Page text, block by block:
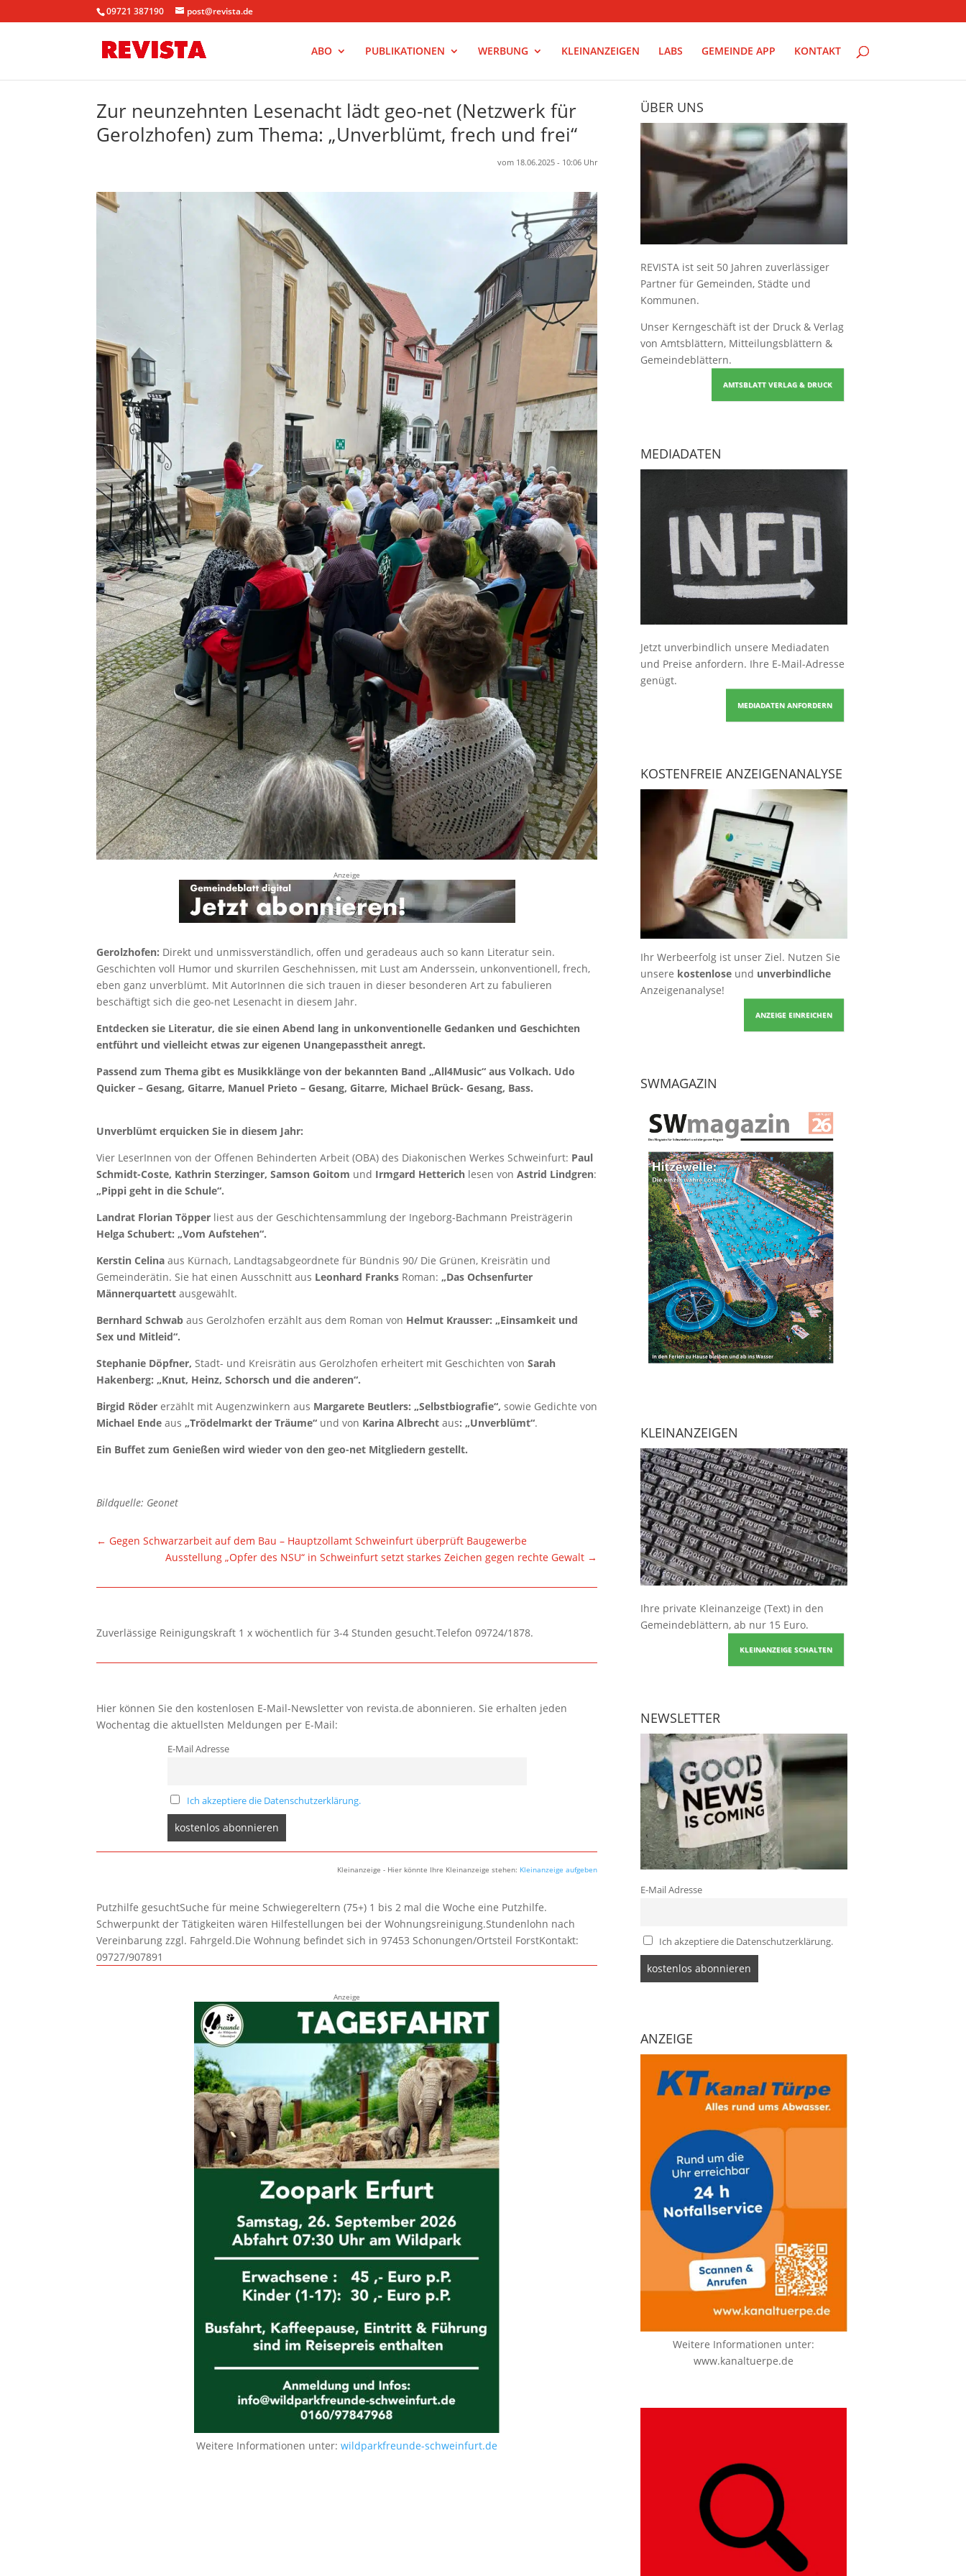
09721 387190 post@revista.de
ABO PUBLIKATIONEN WERBUNG KLEINANZEIGEN LABS GEMEINDE APP KONTAKT
Zur neunzehnten Lesenacht lädt geo-net (Netzwerk für
Gerolzhofen) zum Thema: „Unverblümt, frech und frei“
vom 18.06.2025 - 10:06 Uhr
Anzeige
Gerolzhofen: Direkt und unmissverständlich, offen und geradeaus auch so kann Literatur sein.
Geschichten voll Humor und skurrilen Geschehnissen, mit Lust am Anderssein, unkonventionell, frech,
eben ganz unverblümt. Mit AutorInnen die sich trauen in dieser besonderen Art zu fabulieren
beschäftigt sich die geo-net Lesenacht in diesem Jahr.
Entdecken sie Literatur, die sie einen Abend lang in unkonventionelle Gedanken und Geschichten
entführt und vielleicht etwas zur eigenen Unangepasstheit anregt.
Passend zum Thema gibt es Musikklänge von der bekannten Band „All4Music“ aus Volkach. Udo
Quicker – Gesang, Gitarre, Manuel Prieto – Gesang, Gitarre, Michael Brück- Gesang, Bass.
Unverblümt erquicken Sie in diesem Jahr:
Vier LeserInnen von der Offenen Behinderten Arbeit (OBA) des Diakonischen Werkes Schweinfurt: Paul
Schmidt-Coste, Kathrin Sterzinger, Samson Goitom und Irmgard Hetterich lesen vonAstrid Lindgren:
„Pippi geht in die Schule“.
Landrat Florian Töpper liest aus der Geschichtensammlung der Ingeborg-Bachmann Preisträgerin
Helga Schubert: „Vom Aufstehen“.
Kerstin Celinaaus Kürnach, Landtagsabgeordnete für Bündnis 90/ Die Grünen, Kreisrätin und
Gemeinderätin. Sie hat einen Ausschnitt aus Leonhard Franks Roman:„Das Ochsenfurter
Männerquartettausgewählt.
Bernhard Schwabaus Gerolzhofen erzählt aus dem Roman von Helmut Krausser: „Einsamkeit und
Sex und Mitleid“.
Stephanie Döpfner,Stadt- und Kreisrätin aus Gerolzhofen erheitert mit Geschichten vonSarah
Hakenberg: „Knut, Heinz, Schorsch und die anderen“.
Birgid Rödererzählt mit Augenzwinkern aus Margarete Beutlers: „Selbstbiografie“,sowie Gedichte von
Michael Ende aus „Trödelmarkt der Träume“ und von Karina Albrechtaus: „Unverblümt“.
Ein Buffet zum Genießen wird wieder von den geo-net Mitgliedern gestellt.
Bildquelle: Geonet
←Gegen Schwarzarbeit auf dem Bau – Hauptzollamt Schweinfurt überprüft Baugewerbe
Ausstellung „Opfer des NSU“ in Schweinfurt setzt starkes Zeichen gegen rechte Gewalt →
Zuverlässige Reinigungskraft 1 x wöchentlich für 3-4 Stunden gesucht.Telefon 09724/1878.
Hier können Sie den kostenlosen E-Mail-Newsletter von revista.de abonnieren. Sie erhalten jeden
Wochentag die aktuellsten Meldungen per E-Mail:
E-Mail Adresse
Ich akzeptiere die Datenschutzerklärung.
Kleinanzeige - Hier könnte Ihre Kleinanzeige stehen: Kleinanzeige aufgeben
Putzhilfe gesuchtSuche für meine Schwiegereltern (75+) 1 bis 2 mal die Woche eine Putzhilfe.
Schwerpunkt der Tätigkeiten wären Hilfestellungen bei der Wohnungsreinigung.Stundenlohn nach
Vereinbarung zzgl. Fahrgeld.Die Wohnung befindet sich in 97453 Schonungen/Ortsteil ForstKontakt:
09727/907891
Anzeige
Weitere Informationen unter:wildparkfreunde-schweinfurt.de
ÜBER UNS
REVISTA ist seit 50 Jahren zuverlässiger
Partner für Gemeinden, Städte und
Kommunen.
Unser Kerngeschäft ist der Druck & Verlag
von Amtsblättern, Mitteilungsblättern &
Gemeindeblättern.
AMTSBLATT VERLAG & DRUCK
MEDIADATEN
Jetzt unverbindlich unsere Mediadaten
und Preise anfordern. Ihre E-Mail-Adresse
genügt.
MEDIADATEN ANFORDERN
KOSTENFREIE ANZEIGENANALYSE
Ihr Werbeerfolg ist unser Ziel. Nutzen Sie
unsere kostenloseund unverbindliche
Anzeigenanalyse!
ANZEIGE EINREICHEN
SWMAGAZIN
KLEINANZEIGEN
Ihre private Kleinanzeige (Text) in den
Gemeindeblättern, ab nur 15 Euro.
KLEINANZEIGE SCHALTEN
NEWSLETTER
E-Mail Adresse
Ich akzeptiere die Datenschutzerklärung.
ANZEIGE
Weitere Informationen unter:
www.kanaltuerpe.de